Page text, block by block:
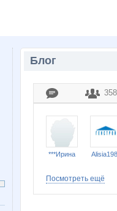
Блог
358
***Ирина
Посмотреть ещё